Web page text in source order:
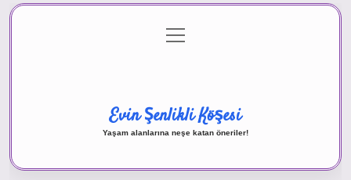
Gizlilik Politikası
menüyü
aç
Evin Şenlikli Köşesi
Yaşam alanlarına neşe katan öneriler!